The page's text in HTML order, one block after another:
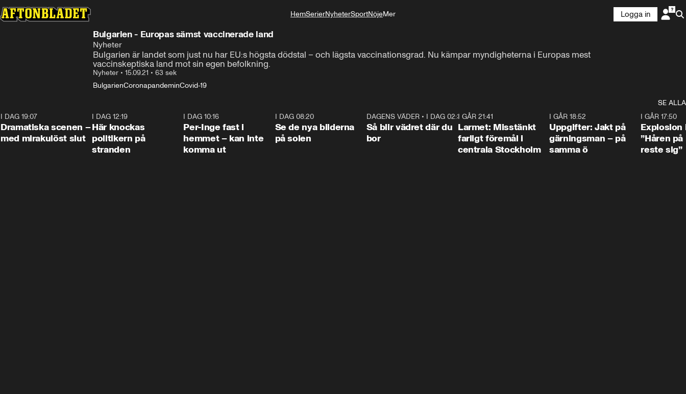
HemSerierNyheterSportNöjeMer
Logga in
Bulgarien - Europas sämst vaccinerade land
Nyheter
Bulgarien är landet som just nu har EU:s högsta dödstal – och lägsta vaccinationsgrad. Nu kämpar myndigheterna i Europas mest
vaccinskeptiska land mot sin egen befolkning.
Nyheter • 15.09.21 • 63 sek
BulgarienCoronapandeminCovid-19
SE ALLA
I DAG 19:07
Dramatiska scenen –
med mirakulöst slut
I DAG 12:19
Här knockas
politikern på
stranden
I DAG 10:16
Per-Inge fast i
hemmet – kan inte
komma ut
I DAG 08:20
Se de nya bilderna
på solen
1:06
DAGENS VÄDER• I DAG 02:30
Så blir vädret där du
bor
I GÅR 21:41
Larmet: Misstänkt
farligt föremål i
centrala Stockholm
I GÅR 18:52
Uppgifter: Jakt på
gärningsman – på
samma ö
I GÅR 17:50
Explosion
”Håren
reste sig”